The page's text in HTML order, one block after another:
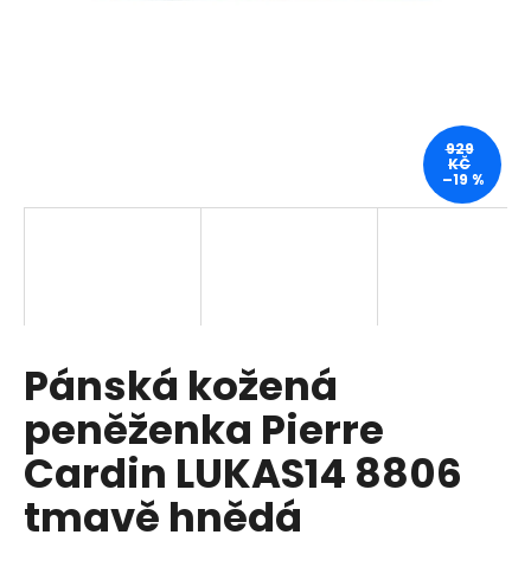
Pánská kožená
peněženka Pierre
Cardin LUKAS14 8806
tmavě hnědá
929
KČ
–19 %
D
o
p
o
r
u
č